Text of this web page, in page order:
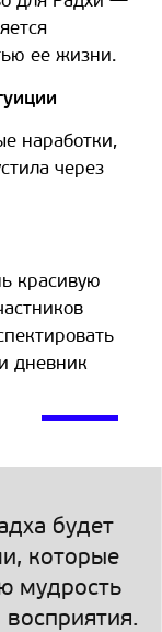
ее жизни.️
наработки,
через
красивую
дневник
будет
которые
мудрость